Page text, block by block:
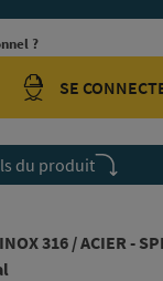
?
SE
du produit
316 / ACIER -